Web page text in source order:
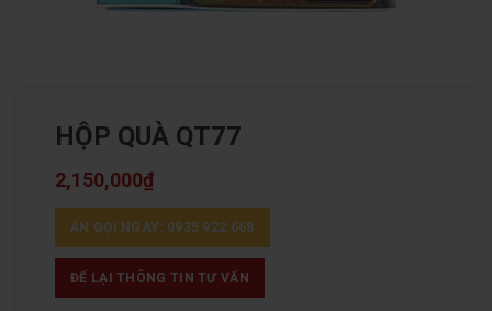
HỘP QUÀ QT77
2,150,000₫
ẤN GỌI NGAY: 0935 922 668
ĐỂ LẠI THÔNG TIN TƯ VẤN